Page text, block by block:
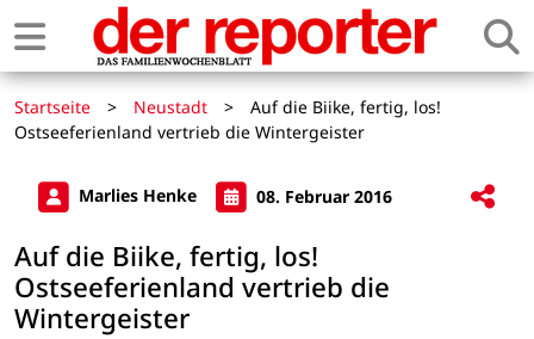
Startseite > Neustadt >
Auf die Biike, fertig, los!
Ostseeferienland vertrieb die Wintergeister
Marlies Henke 08. Februar 2016
Auf die Biike, fertig, los!
Ostseeferienland vertrieb die
Wintergeister